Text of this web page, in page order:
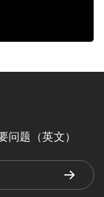
问题（英文）